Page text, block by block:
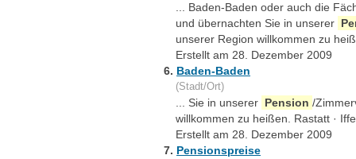
... Baden-Baden oder auch die
und übernachten Sie in unserer
unserer Region willkommen zu
Erstellt am 28. Dezember 2009
6. Baden-Baden
(Stadt/Ort)
... Sie in unserer Pension /
willkommen zu heißen. Rastatt ·
Erstellt am 28. Dezember 2009
7. Pensionspreise